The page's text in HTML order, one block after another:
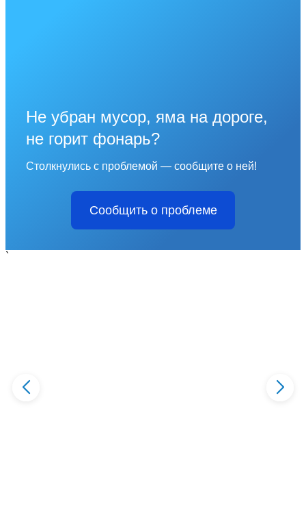
Не убран мусор, яма на дороге,
не горит фонарь?
Столкнулись с проблемой — сообщите о ней!
Сообщить о проблеме
`